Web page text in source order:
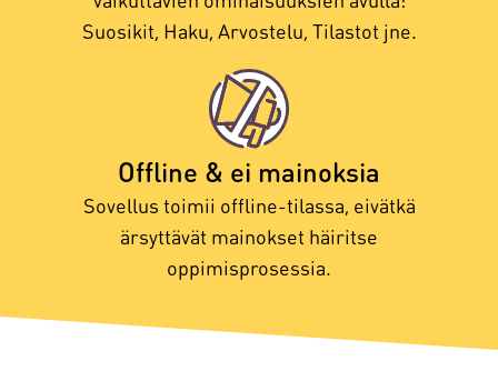
Suosikit, Haku, Arvostelu, Tilastot jne.
Offline & ei mainoksia
Sovellus toimii offline-tilassa, eivätkä
ärsyttävät mainokset häiritse
oppimisprosessia.